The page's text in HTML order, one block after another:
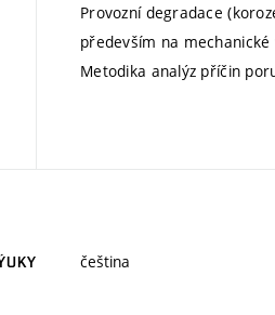
Provozní degradace
především na
Metodika analýz příčin
čeština